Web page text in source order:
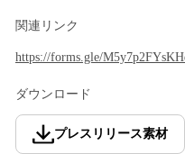
関連リンク
https://forms.gle/
ダウンロード
プレスリリース素材